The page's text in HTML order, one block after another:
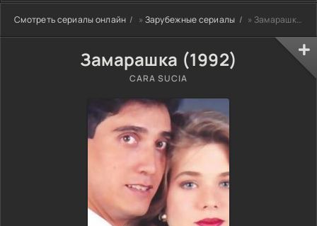
Смотреть сериалы онлайн » Зарубежные сериалы » Замарашка (1992)
Замарашка (1992)
CARA SUCIA